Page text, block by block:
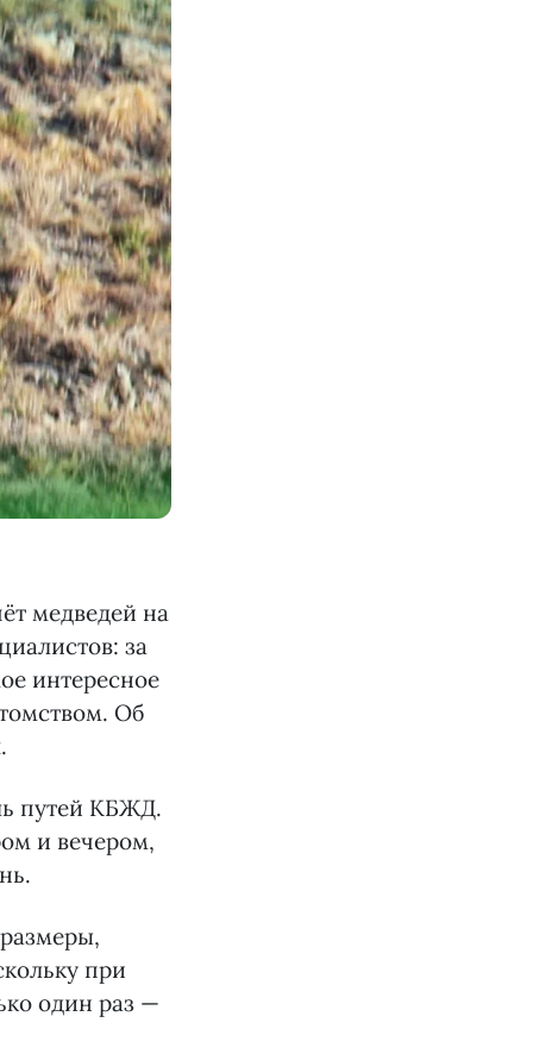
медведей на
за
интересное
Об
путей КБЖД.
и вечером,
при
один раз —